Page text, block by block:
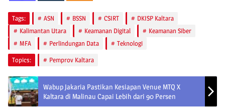
Tags: ASN BSSN CSIRT
DKISP Kaltara
Kalimantan Utara
Keamanan Digital
Keamanan Siber
MFA
Perlindungan Data Teknologi
Topics: Pemprov Kaltara
Wabup Jakaria Pastikan Kesiapan Venue MTQ X
Kaltara di Malinau Capai Lebih dari 90 Persen